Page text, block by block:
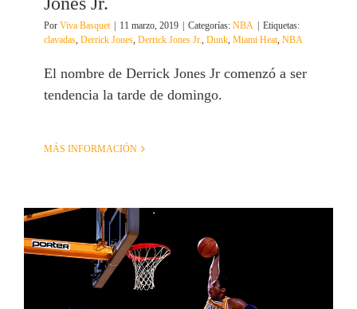
Por Viva Basquet 11 marzo, 2019 Categorías: NBA
Etiquetas:
clavadas, Derrick Jones, Derrick Jones Jr., Dunk, Miami Heat, NBA
El nombre de Derrick Jones Jr comenzó a ser
tendencia la tarde de domingo.
MÁS INFORMACIÓN